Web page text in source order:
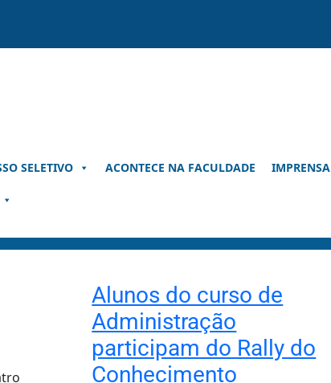
SELETIVO ACONTECE NA FACULDADE IMPRENSA
Alunos do curso de
Administração
participam do Rally do
Conhecimento